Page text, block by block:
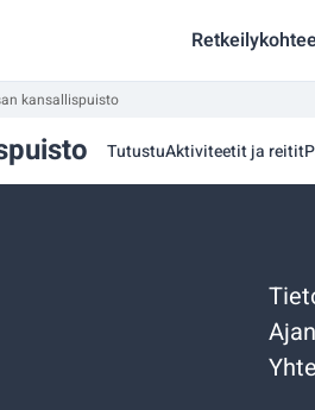
kansallispuisto
TutustuAktiviteetit ja reitit